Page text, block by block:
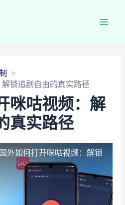
锁追剧自由的真实路径
咪咕视频：解
真实路径
外如何打开咪咕视频：解锁